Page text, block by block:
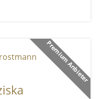
Premium Anbieter